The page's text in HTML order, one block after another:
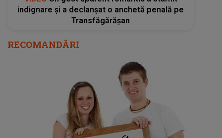
indignare și a declanșat o anchetă penală pe
Transfăgărășan
RECOMANDĂRI